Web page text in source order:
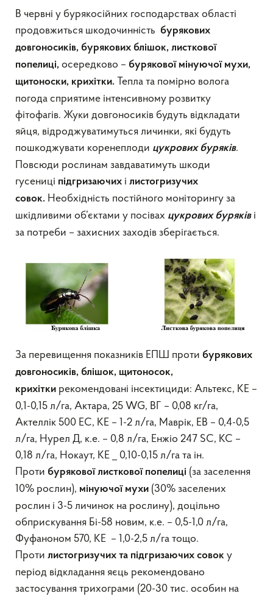
В червні у бурякосійних господарствах області
продовжиться шкодочинність бурякових
довгоносиків, бурякових блішок, листкової
попелиці, осередково – бурякової мінуючої мухи,
щитоноски, крихітки. Тепла та помірно волога
погода сприятиме інтенсивному розвитку
фітофагів. Жуки довгоносиків будуть відкладати
яйця, відроджуватимуться личинки, які будуть
пошкоджувати коренеплоди цукрових буряків.
Повсюди рослинам завдаватимуть шкоди
гусениці підгризаючих і листогризучих
совок. Необхідність постійного моніторингу за
шкідливими об’єктами у посівах цукрових буряків і
за потреби – захисних заходів зберігається.
За перевищення показників ЕПШ проти бурякових
довгоносиків, блішок, щитоносок,
крихітки рекомендовані інсектициди: Альтекс, КЕ –
0,1-0,15 л/га, Актара, 25 WG, ВГ – 0,08 кг/га,
Актеллік 500 ЕС, КЕ – 1-2 л/га, Маврік, ЕВ – 0,4-0,5
л/га, Нурел Д, к.е. – 0,8 л/га, Енжіо 247 SC, КС –
0,18 л/га, Нокаут, КЕ _ 0,10-0,15 л/га та ін.
Проти бурякової листкової попелиці (за заселення
10% рослин), мінуючої мухи (30% заселених
рослин і 3-5 личинок на рослину), доцільно
обприскування Бі-58 новим, к.е. – 0,5-1,0 л/га,
Фуфаноном 570, КЕ – 1,0-2,5 л/га тощо.
Проти листогризучих та підгризаючих совок у
період відкладання яєць рекомендовано
застосування трихограми (20-30 тис. особин на